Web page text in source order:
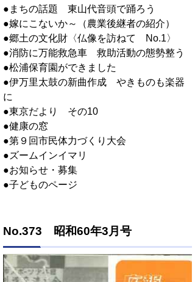
●まちの話題 東山代音頭で踊ろう
●嫁にこないか～（農業後継者の紹介）
●郷土の文化財〈仏像を訪ねて No.1〉
●消防に万能救急車 救助活動の態勢整う
●松浦保育園ができました
●伊万里太鼓の新曲作成 やきものも楽器
に
●東京だより その10
●健康の窓
●第９回市民体力づくり大会
●ズームインイマリ
●お知らせ・募集
●子どものページ
No.373 昭和60年3月号